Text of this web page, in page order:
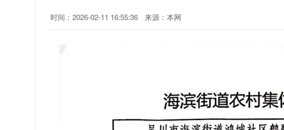
时间：2026-02-11 16:55:36 来源：本网